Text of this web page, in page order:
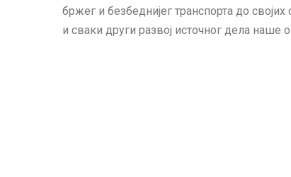
бржег и безбеднијег транспорта до
и сваки други развој источног дела наше